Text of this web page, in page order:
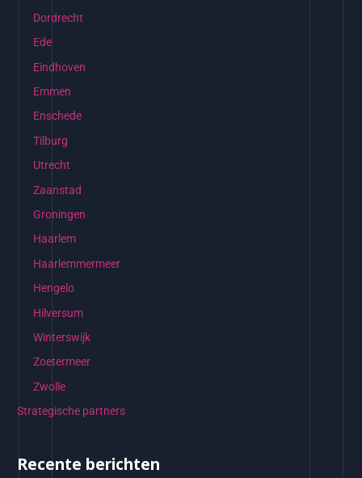
Dordrecht
Ede
Eindhoven
Emmen
Enschede
Tilburg
Utrecht
Zaanstad
Groningen
Haarlem
Haarlemmermeer
Hengelo
Hilversum
Winterswijk
Zoetermeer
Zwolle
Strategische partners
Recente berichten